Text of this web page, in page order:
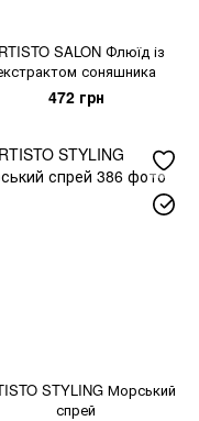
SALON Флюїд із
соняшника
472 грн
STYLING Морський
спрей